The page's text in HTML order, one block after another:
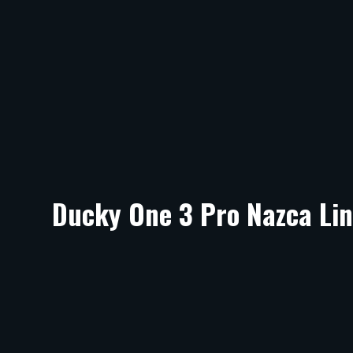
Ducky One 3 Pro Nazca